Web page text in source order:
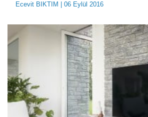
Ecevit BIKTIM | 06 Eylül 2016